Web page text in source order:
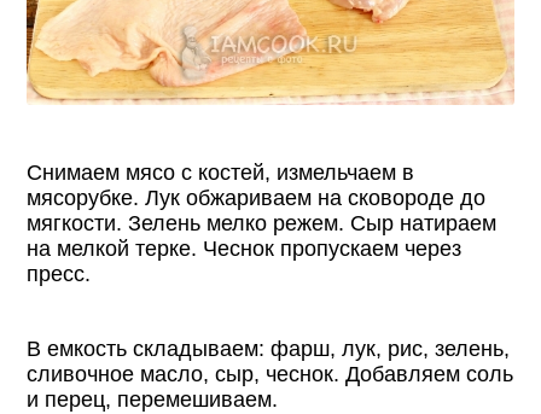
Снимаем мясо с костей, измельчаем в
мясорубке. Лук обжариваем на сковороде до
мягкости. Зелень мелко режем. Сыр натираем
на мелкой терке. Чеснок пропускаем через
пресс.
В емкость складываем: фарш, лук, рис, зелень,
сливочное масло, сыр, чеснок. Добавляем соль
и перец, перемешиваем.